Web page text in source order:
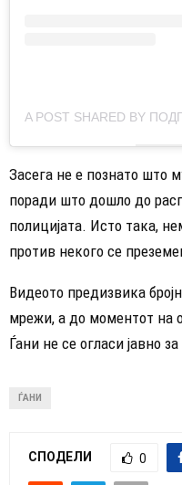
Засега не е познато што
поради што дошло до
полицијата. Исто така,
против некого се
Видеото предизвика
мрежи, а до моментот на
Ѓани не се огласи јавно
ЃАНИ
СПОДЕЛИ 0